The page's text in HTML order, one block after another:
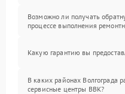
Возможно ли получать
процессе выполнения
Какую гарантию вы
В каких районах Волгограда
сервисные центры BBK?